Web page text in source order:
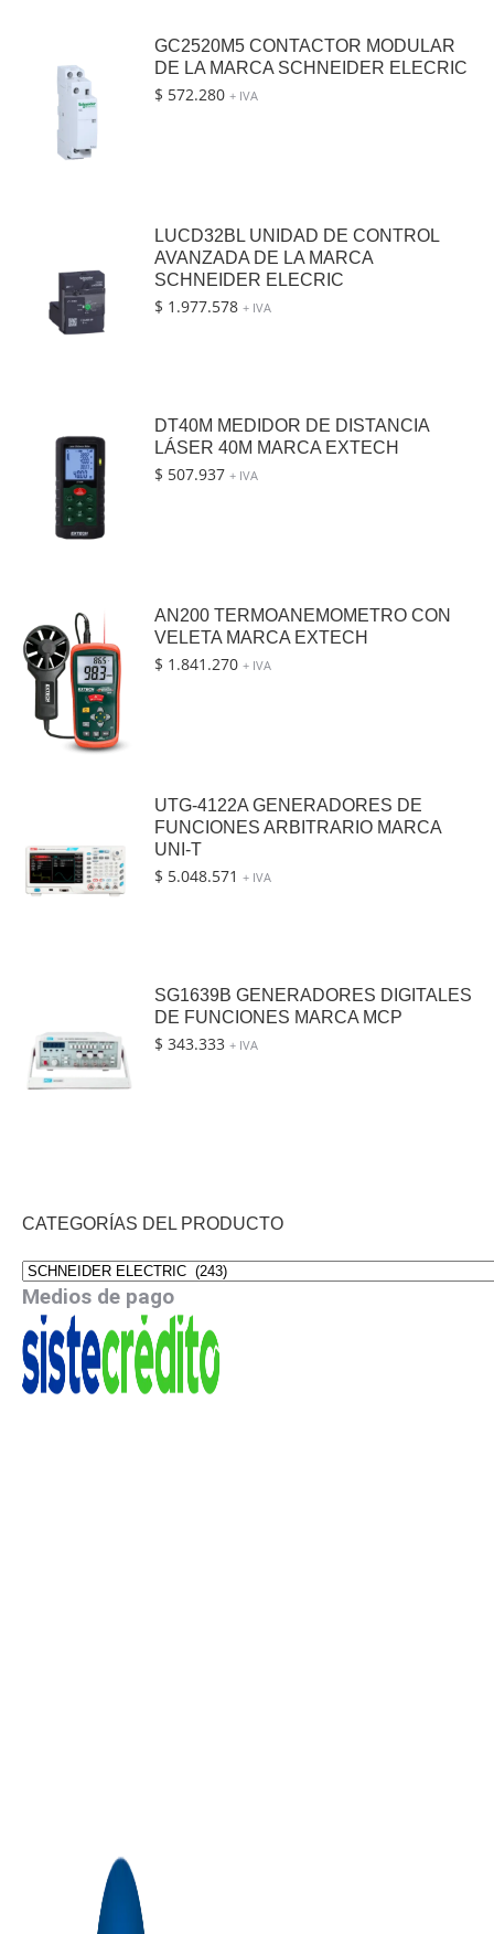
GC2520M5 CONTACTOR MODULAR
DE LA MARCA SCHNEIDER ELECRIC
$ 572.280 + IVA
LUCD32BL UNIDAD DE CONTROL
AVANZADA DE LA MARCA
SCHNEIDER ELECRIC
$ 1.977.578 + IVA
DT40M MEDIDOR DE DISTANCIA
LÁSER 40M MARCA EXTECH
$ 507.937 + IVA
AN200 TERMOANEMOMETRO CON
VELETA MARCA EXTECH
$ 1.841.270 + IVA
UTG-4122A GENERADORES DE
FUNCIONES ARBITRARIO MARCA
UNI-T
$ 5.048.571 + IVA
SG1639B GENERADORES DIGITALES
DE FUNCIONES MARCA MCP
$ 343.333 + IVA
CATEGORÍAS DEL PRODUCTO
Medios de pago